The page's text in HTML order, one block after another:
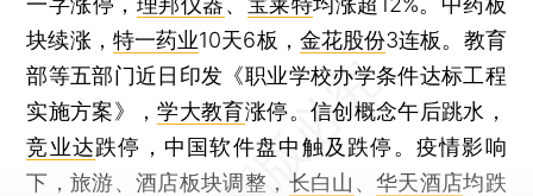
块续涨， 特一药业10天6板， 金花股份3连板。教育
部等五部门近日印发《职业学校办学条件达标工程
实施方案》，学大教育涨停。信创概念午后跳水，
竞业达跌停，中国软件盘中触及跌停。疫情影响
下，旅游、酒店板块调整， 长白山 、 华天酒店均跌